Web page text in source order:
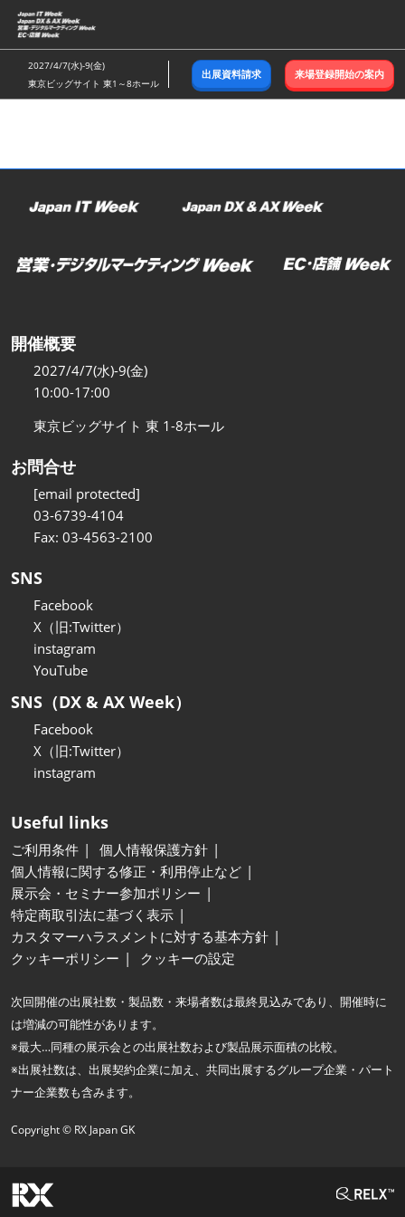
ス
キ
ッ
し
む
2027/4/7(水)-9(金)
東京ビッグサイト 東1～8ホール
出展資料請求 来場登録開始の案内
開催概要
2027/4/7(水)-9(金)
10:00-17:00
東京ビッグサイト 東 1-8ホール
お問合せ
[email protected]
03-6739-4104
Fax: 03-4563-2100
SNS
Facebook
X（旧:Twitter）
instagram
YouTube
SNS（DX & AX Week）
Facebook
X（旧:Twitter）
instagram
Useful links
ご利用条件
個人情報保護方針
個人情報に関する修正・利用停止など
展示会・セミナー参加ポリシー
特定商取引法に基づく表示
カスタマーハラスメントに対する基本方針
クッキーポリシー
クッキーの設定
次回開催の出展社数・製品数・来場者数は最終見込みであり、開催時に
は増減の可能性があります。
※最大…同種の展示会との出展社数および製品展示面積の比較。
※出展社数は、出展契約企業に加え、共同出展するグループ企業・パート
ナー企業数も含みます。
Copyright © RX Japan GK